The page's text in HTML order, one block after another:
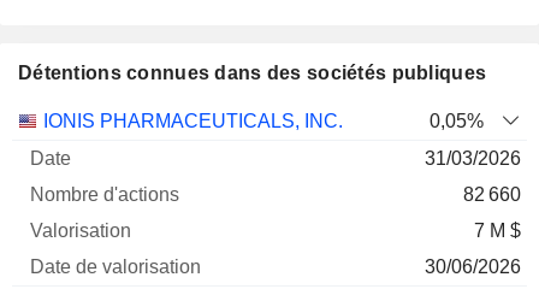
Détentions connues dans des sociétés publiques
Nombre
Date de
IONIS PHARMACEUTICALS, INC.
0,05%
31/03/2026
82 660
7 M $
30/06/2026